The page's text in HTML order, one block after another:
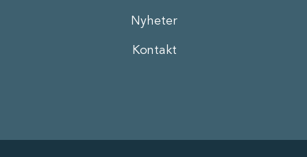
Nyheter
Kontakt